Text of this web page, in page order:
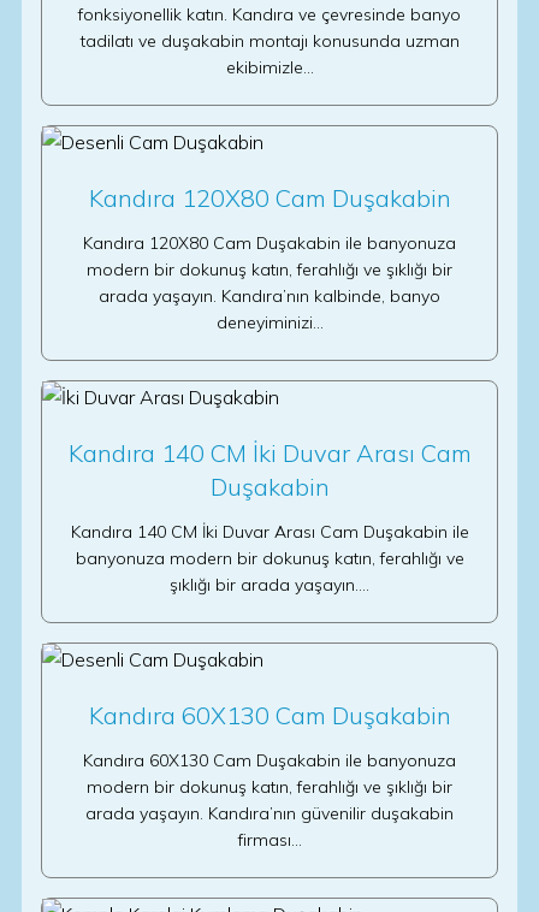
fonksiyonellik katın. Kandıra ve çevresinde banyo
tadilatı ve duşakabin montajı konusunda uzman
ekibimizle…
Kandıra 120X80 Cam Duşakabin
Kandıra 120X80 Cam Duşakabin ile banyonuza
modern bir dokunuş katın, ferahlığı ve şıklığı bir
arada yaşayın. Kandıra’nın kalbinde, banyo
deneyiminizi…
Kandıra 140 CM İki Duvar Arası Cam
Duşakabin
Kandıra 140 CM İki Duvar Arası Cam Duşakabin ile
banyonuza modern bir dokunuş katın, ferahlığı ve
şıklığı bir arada yaşayın.…
Kandıra 60X130 Cam Duşakabin
Kandıra 60X130 Cam Duşakabin ile banyonuza
modern bir dokunuş katın, ferahlığı ve şıklığı bir
arada yaşayın. Kandıra’nın güvenilir duşakabin
firması…